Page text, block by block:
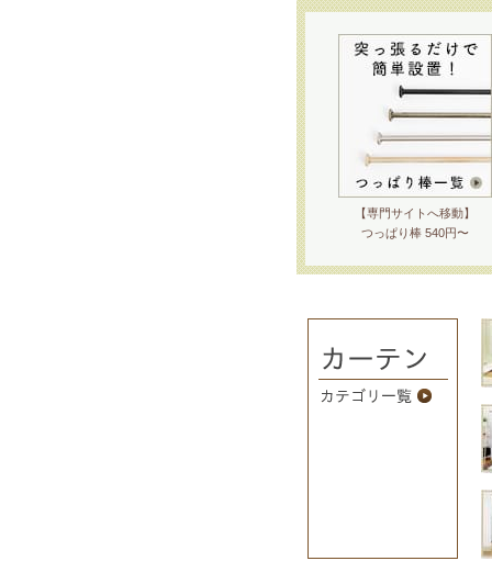
【専門サイトへ移動】
つっぱり棒 540円〜